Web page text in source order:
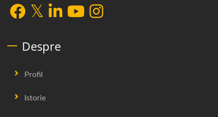
Despre
Profil
Istorie